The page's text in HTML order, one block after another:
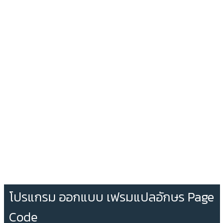
โปรแกรม ออกแบบ เฟรมแปลอักษร Page
Code